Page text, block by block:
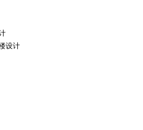
设计